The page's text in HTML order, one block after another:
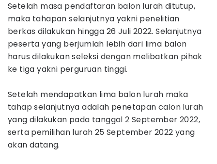
Setelah masa pendaftaran balon lurah ditutup,
maka tahapan selanjutnya yakni penelitian
berkas dilakukan hingga 26 Juli 2022. Selanjutnya
peserta yang berjumlah lebih dari lima balon
harus dilakukan seleksi dengan melibatkan pihak
ke tiga yakni perguruan tinggi.
Setelah mendapatkan lima balon lurah maka
tahap selanjutnya adalah penetapan calon lurah
yang dilakukan pada tanggal 2 September 2022,
serta pemilihan lurah 25 September 2022 yang
akan datang.